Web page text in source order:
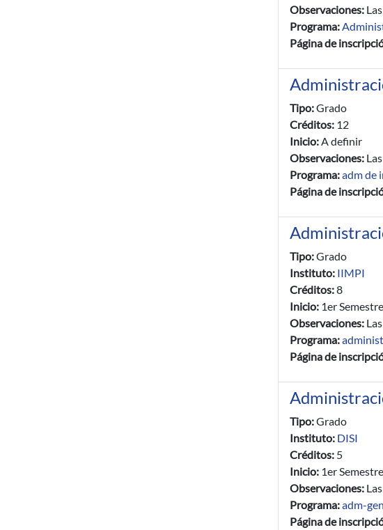
Observaciones:
Programa:
Página de
Tipo:Grado
Créditos: 12
Inicio:A definir
Observaciones:
Programa:adm de
Página de
Tipo:Grado
Instituto: IIMPI
Créditos:8
Inicio: 1er Semestre
Observaciones:
Programa:
Página de
Tipo:Grado
Instituto: DISI
Créditos: 5
Inicio: 1er Semestre
Observaciones:
Programa:adm-
Página de